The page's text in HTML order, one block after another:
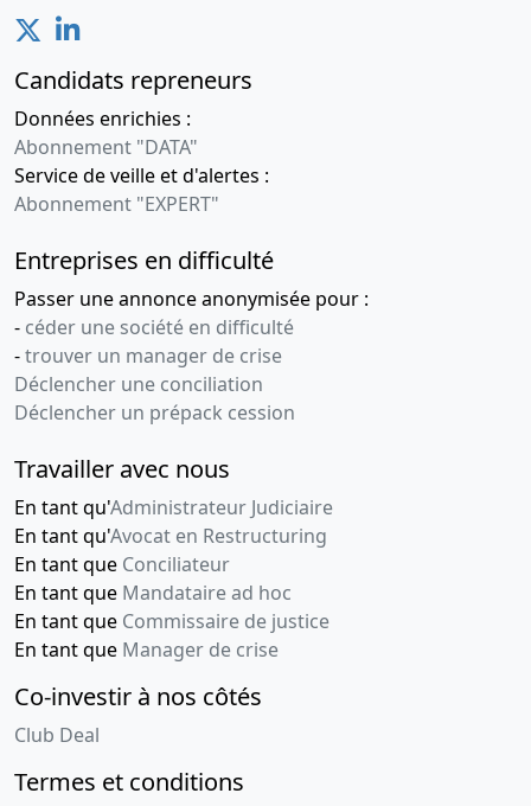
Candidats repreneurs
Données enrichies :
Abonnement "DATA"
Service de veille et d'alertes :
Abonnement "EXPERT"
Entreprises en difficulté
Passer une annonce anonymisée pour :
- céder une société en difficulté
-trouver un manager de crise
Déclencher une conciliation
Déclencher un prépack cession
Travailler avec nous
En tant qu'Administrateur Judiciaire
En tant qu'Avocat en Restructuring
En tant que Conciliateur
En tant que Mandataire ad hoc
En tant que Commissaire de justice
En tant que Manager de crise
Co-investir à nos côtés
Club Deal
Termes et conditions